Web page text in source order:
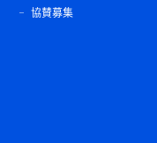
協賛募集